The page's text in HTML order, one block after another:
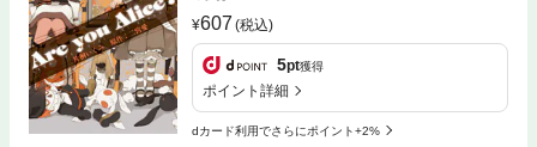
607 (税込)
5pt獲得
ポイント詳細
dカード利用でさらにポイント+2%